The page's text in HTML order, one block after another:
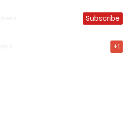
Subscribe
+1